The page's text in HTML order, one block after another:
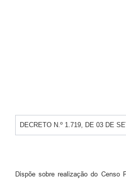
Enquete
Jornal
SIC
DECRETO N.º 1.719, DE 03 DE
Dispõe sobre realização do Censo